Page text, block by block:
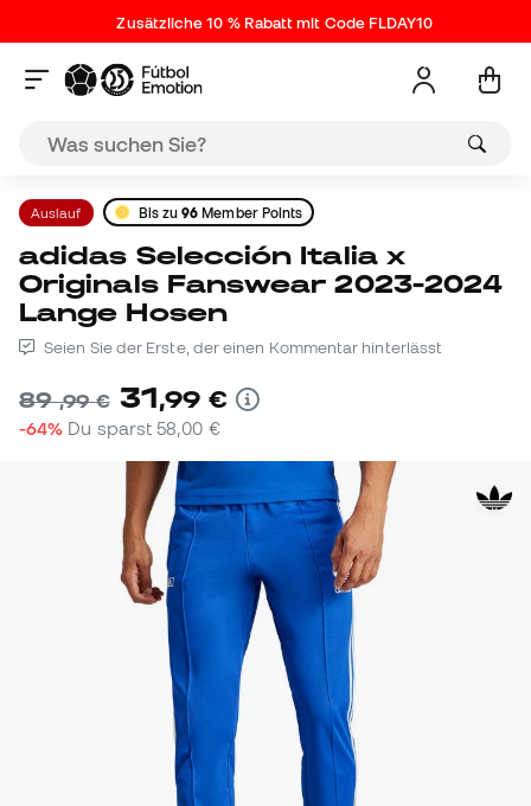
Zusätzliche 10 % Rabatt mit Code FLDAY10
Auslauf Bis zu96 Member Points
adidas Selección Italia x
Originals Fanswear 2023-2024
Lange Hosen
Seien Sie der Erste, der einen Kommentar hinterlässt
89,99 € 31,99 €
-64% Du sparst58,00 €